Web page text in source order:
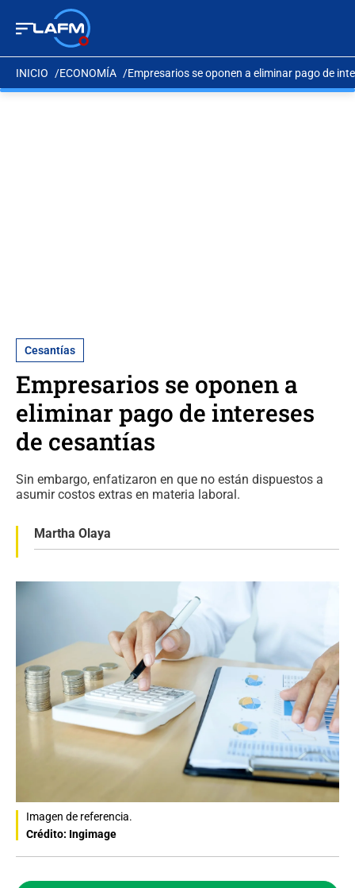
INICIO ECONOMÍA Empresarios se oponen a eliminar pago de
Cesantías
Empresarios se oponen a
eliminar pago de intereses
de cesantías
Sin embargo, enfatizaron en que no están dispuestos a
asumir costos extras en materia laboral.
Martha Olaya
Imagen de referencia.
Crédito: Ingimage